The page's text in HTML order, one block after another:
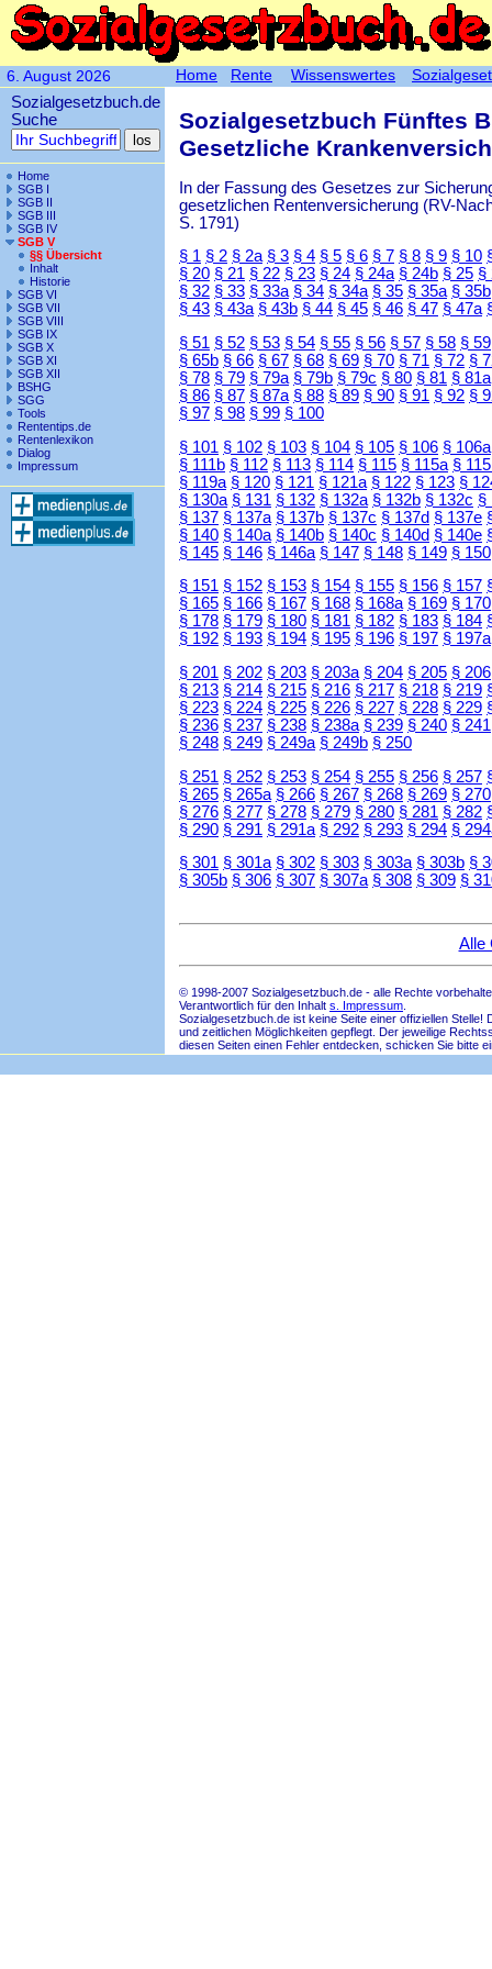
6. August 2026
Sozialgesetzbuch.de
Suche
Home
SGB I
SGB II
SGB III
SGB IV
SGB V
§§ Übersicht
Inhalt
Historie
SGB VI
SGB VII
SGB VIII
SGB IX
SGB X
SGB XI
SGB XII
BSHG
SGG
Tools
Rententips.de
Rentenlexikon
Dialog
Impressum
Sozialgesetzbuch Fünftes
Gesetzliche
In der Fassung des Gesetzes zur
gesetzlichen Rentenversicherung (RV-
S. 1791)
§ 1 § 2 § 2a § 3 § 4 § 5 § 6 § 7 § 8 § 9 § 10
§ 20 § 21 § 22 § 23 § 24 § 24a § 24b § 25 §
§ 32 § 33 § 33a § 34 § 34a § 35 § 35a § 35b
§ 43 § 43a § 43b § 44 § 45 § 46 § 47 § 47a
§ 51 § 52 § 53 § 54 § 55 § 56 § 57 § 58 § 59
§ 65b § 66 § 67 § 68 § 69 § 70 § 71 § 72 §
§ 78 § 79 § 79a § 79b § 79c § 80 § 81 § 81a
§ 86 § 87 § 87a § 88 § 89 § 90 § 91 § 92 §
§ 97 § 98 § 99 § 100
§ 101 § 102 § 103 § 104 § 105 § 106 § 106a
§ 111b § 112 § 113 § 114 § 115 § 115a §
§ 119a § 120 § 121 § 121a § 122 § 123 §
§ 130a § 131 § 132 § 132a § 132b § 132c §
§ 137 § 137a § 137b § 137c § 137d § 137e
§ 140 § 140a § 140b § 140c § 140d § 140e
§ 145 § 146 § 146a § 147 § 148 § 149 § 150
§ 151 § 152 § 153 § 154 § 155 § 156 § 157
§ 165 § 166 § 167 § 168 § 168a § 169 § 170
§ 178 § 179 § 180 § 181 § 182 § 183 § 184
§ 192 § 193 § 194 § 195 § 196 § 197 § 197a
§ 201 § 202 § 203 § 203a § 204 § 205 § 206
§ 213 § 214 § 215 § 216 § 217 § 218 § 219
§ 223 § 224 § 225 § 226 § 227 § 228 § 229
§ 236 § 237 § 238 § 238a § 239 § 240 § 241
§ 248 § 249 § 249a § 249b § 250
§ 251 § 252 § 253 § 254 § 255 § 256 § 257
§ 265 § 265a § 266 § 267 § 268 § 269 § 270
§ 276 § 277 § 278 § 279 § 280 § 281 § 282
§ 290 § 291 § 291a § 292 § 293 § 294 §
§ 301 § 301a § 302 § 303 § 303a § 303b §
§ 305b § 306 § 307 § 307a § 308 § 309 §
Alle
© 1998-2007 Sozialgesetzbuch.de - alle Rechte
Verantwortlich für den Inhalt s. Impressum
Sozialgesetzbuch.de ist keine Seite einer offiziellen
und zeitlichen Möglichkeiten gepflegt. Der jeweilige
diesen Seiten einen Fehler entdecken, schicken Sie bitte
Home Rente Wissenswertes